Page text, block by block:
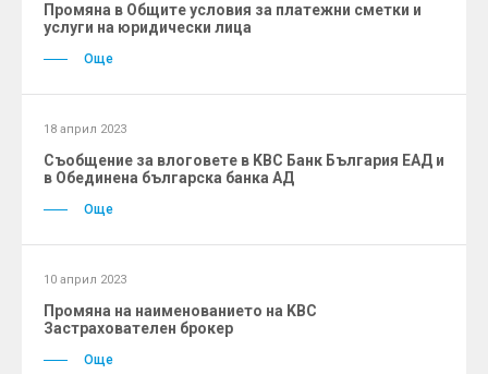
Промяна в Общите условия за платежни сметки и
услуги на юридически лица
Още
18 април 2023
Съобщение за влоговете в KBC Банк България ЕАД и
в Обединена българска банка АД
Още
10 април 2023
Промяна на наименованието на KBC
Застрахователен брокер
Още